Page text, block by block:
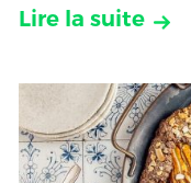
Lire la suite